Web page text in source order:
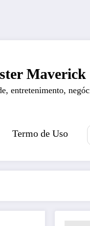
Maverick
entretenimento,
Termo de Uso